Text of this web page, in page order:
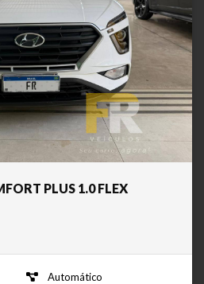
PLUS 1.0 FLEX
Automático